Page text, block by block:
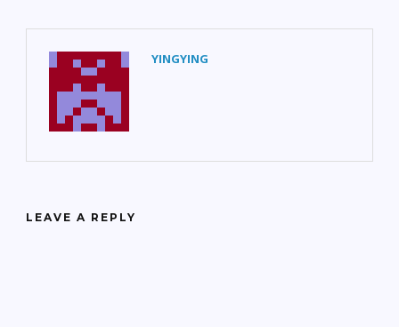
YINGYING
LEAVE A REPLY